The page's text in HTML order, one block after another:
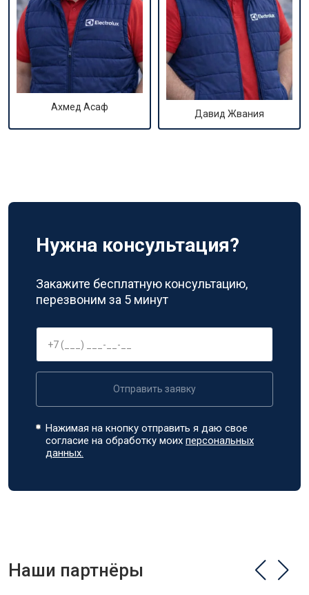
Ахмед Асаф
Давид Жвания
Нужна консультация?
Закажите бесплатную консультацию,
перезвоним за 5 минут
Отправить заявку
Нажимая на кнопку отправить я даю свое
согласие на обработку моихперсональных
данных.
Наши партнёры